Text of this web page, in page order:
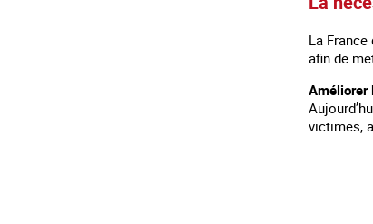
La
afin de
Améliorer
victimes,